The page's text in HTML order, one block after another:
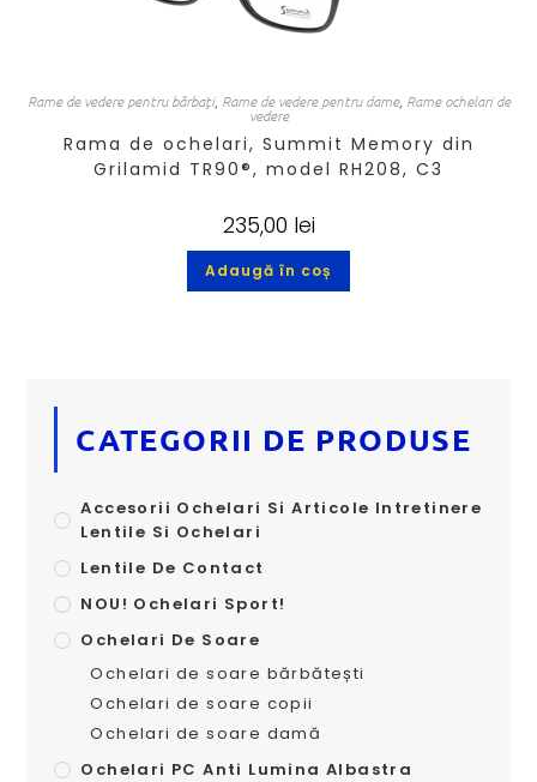
Rame de vedere pentru bărbați, Rame de vedere pentru dame, Rame ochelari de
vedere
Rama de ochelari, Summit Memory din
Grilamid TR90®, model RH208, C3
235,00 lei
Adaugă în coș
CATEGORII DE PRODUSE
Accesorii Ochelari Si Articole Intretinere
Lentile Si Ochelari
Lentile De Contact
NOU! Ochelari Sport!
Ochelari De Soare
Ochelari de soare bărbătești
Ochelari de soare copii
Ochelari de soare damă
Ochelari PC Anti Lumina Albastra